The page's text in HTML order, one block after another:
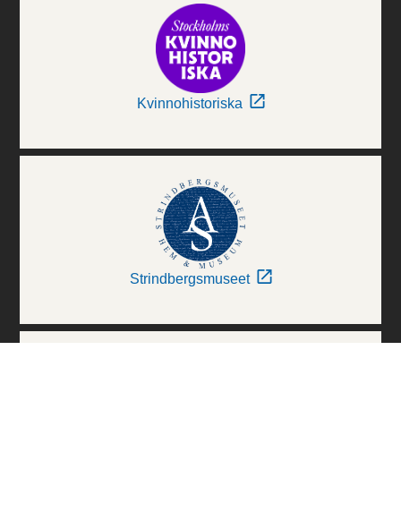
Kvinnohistoriska
Strindbergsmuseet